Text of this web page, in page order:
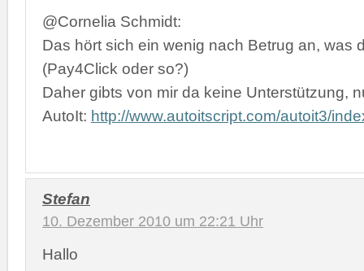
@Cornelia Schmidt:
Das hört sich ein wenig nach Betrug an, was
(Pay4Click oder so?)
Daher gibts von mir da keine Unterstützung,
AutoIt: http://www.autoitscript.com/autoit3/
Stefan
10. Dezember 2010 um 22:21 Uhr
Hallo